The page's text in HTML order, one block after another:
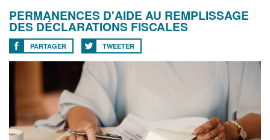
PERMANENCES D'AIDE AU REMPLISSAGE
DES DÉCLARATIONS FISCALES
PARTAGER TWEETER